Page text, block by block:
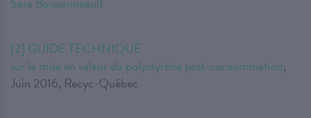
[2] GUIDE TECHNIQUE
sur la mise en valeur du polystyrène post-consommation,
Juin 2016, Recyc-Québec